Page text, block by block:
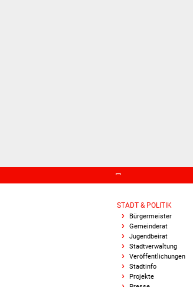
STADT & POLITIK
Bürgermeister
Gemeinderat
Jugendbeirat
Stadtverwaltung
Veröffentlichungen
Stadtinfo
Projekte